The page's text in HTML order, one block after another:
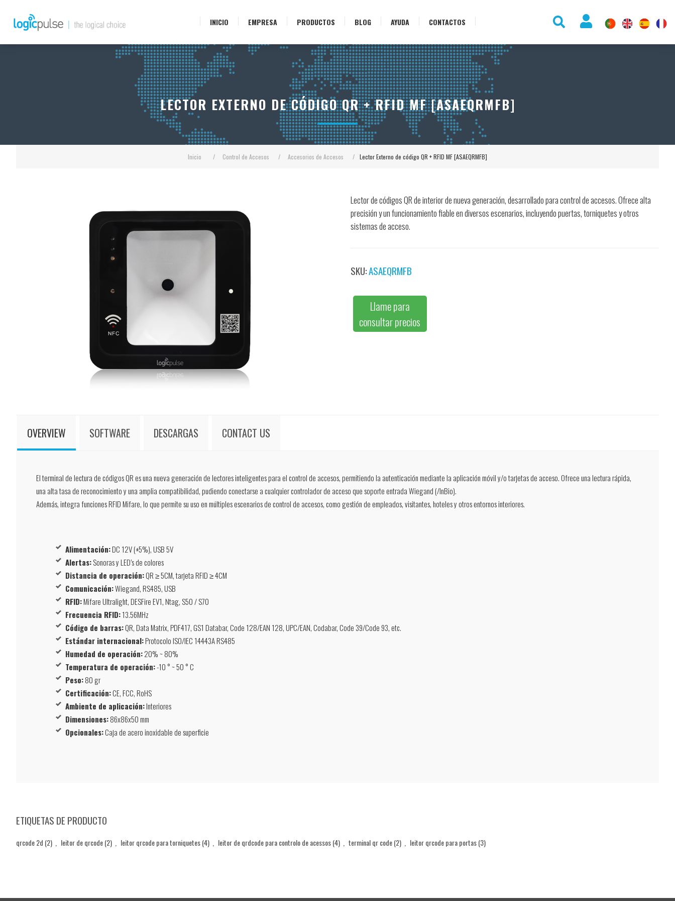
INICIO EMPRESA PRODUCTOS BLOG AYUDA CONTACTOS
Inicio / Control de Accesos / Accesorios de Accesos / Lector Externo de código QR + RFID MF [ASAEQRMFB]
LECTOR EXTERNO DE CÓDIGO QR + RFID MF [ASAEQRMFB]
Lector de códigos QR de interior de nueva generación, desarrollado para control de accesos. Ofrece alta
precisión y un funcionamiento fiable en diversos escenarios, incluyendo puertas, torniquetes y otros
sistemas de acceso.
SKU:ASAEQRMFB
Llame para
consultar precios
OVERVIEW SOFTWARE DESCARGAS CONTACT US
El terminal de lectura de códigos QR es una nueva generación de lectores inteligentes para el control de accesos, permitiendo la autenticación mediante la aplicación móvil y/o tarjetas de acceso. Ofrece una lectura rápida,
una alta tasa de reconocimiento y una amplia compatibilidad, pudiendo conectarse a cualquier controlador de acceso que soporte entrada Wiegand (/InBio).
Además, integra funciones RFID Mifare, lo que permite su uso en múltiples escenarios de control de accesos, como gestión de empleados, visitantes, hoteles y otros entornos interiores.
Alimentación:DC 12V (±5%), USB 5V
Alertas:Sonoras y LED’s de colores
Distancia de operación:QR ≥ 5CM, tarjeta RFID ≥ 4CM
Comunicación:Wiegand, RS485, USB
RFID:Mifare Ultralight, DESFire EV1, Ntag, S50 / S70
Frecuencia RFID:13.56MHz
Código de barras:QR, Data Matrix, PDF417, GS1 Databar, Code 128/EAN 128, UPC/EAN, Codabar, Code 39/Code 93, etc.
Estándar internacional:Protocolo ISO/IEC 14443A RS485
Humedad de operación:20% ~ 80%
Temperatura de operación:-10 ° ~ 50 ° C
Peso:80 gr
Certificación:CE, FCC, RoHS
Ambiente de aplicación:Interiores
Dimensiones:86x86x50 mm
Opcionales:Caja de acero inoxidable de superficie
ETIQUETAS DE PRODUCTO
qrcode 2d (2) leitor de qrcode(2) leitor qrcode para torniquetes(4) leitor de qrdcode para controlo de acessos(4) terminal qr code(2) leitor qrcode para portas(3)